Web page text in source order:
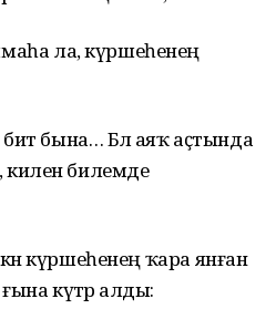
ла, күршеһенең
бына… Бәлә аяҡ аҫтында
килен билемде
күршеһенең ҡара янған
күтәрә алды: